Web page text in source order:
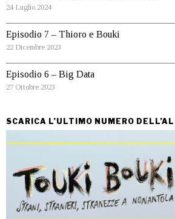
24 Luglio 2024
Episodio 7 – Thioro e Bouki
22 Dicembre 2023
Episodio 6 – Big Data
27 Ottobre 2023
SCARICA L’ULTIMO NUMERO